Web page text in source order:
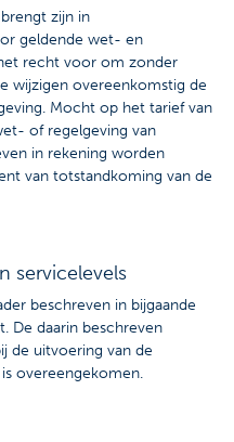
zijn in
geldende wet- en
recht voor om zonder
wijzigen overeenkomstig de
Mocht op het tarief van
of regelgeving van
in rekening worden
van totstandkoming van de
servicelevels
beschreven in bijgaande
De daarin beschreven
de uitvoering van de
overeengekomen.